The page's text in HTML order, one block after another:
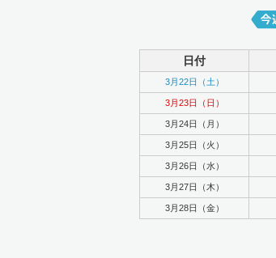
日付
3月22日（土）
3月23日（日）
3月24日（月）
3月25日（火）
3月26日（水）
3月27日（木）
3月28日（金）